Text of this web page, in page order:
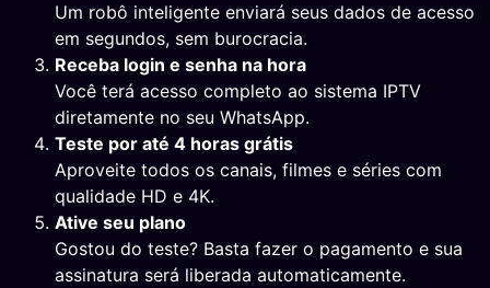
Um robô inteligente enviará seus dados de acesso
em segundos, sem burocracia.
Receba login e senha na hora
Você terá acesso completo ao sistema IPTV
diretamente no seu WhatsApp.
Teste por até 4 horas grátis
Aproveite todos os canais, filmes e séries com
qualidade HD e 4K.
Ative seu plano
Gostou do teste? Basta fazer o pagamento e sua
assinatura será liberada automaticamente.